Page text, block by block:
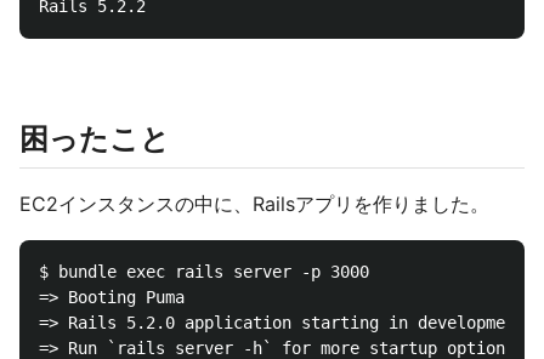
困ったこと
EC2インスタンスの中に、Railsアプリを作りました。
$ bundle exec rails server -p 3000
=> Booting Puma
=> Rails 5.2.0 application starting in development
=> Run `rails server -h` for more startup options